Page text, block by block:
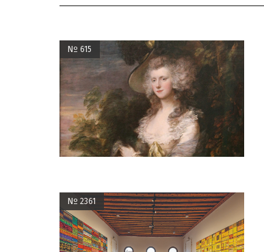
Nº 615
Nº 2361